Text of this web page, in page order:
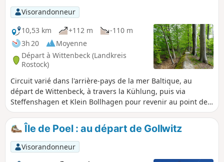
Visorandonneur
10,53 km
+112 m
-110 m
3h 20
Moyenne
Départ à Wittenbeck (Landkreis
Rostock)
Circuit varié dans l'arrière-pays de la mer Baltique, au
départ de Wittenbeck, à travers la Kühlung, puis via
Steffenshagen et Klein Bollhagen pour revenir au point de
départ.
Île de Poel : au départ de Gollwitz
Visorandonneur